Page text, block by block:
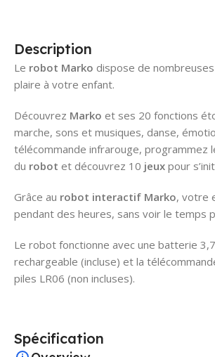
Description
Le robot Marko dispose de
plaire à votre enfant.
Découvrez Marko et ses 20 fonctions
marche, sons et musiques, danse,
télécommande infrarouge, programmez
du robot et découvrez 10 jeux pour
Grâce au robot interactif Marko, votre
pendant des heures, sans voir le temps
Le robot fonctionne avec une batterie
rechargeable (incluse) et la
piles LR06 (non incluses).
Spécification